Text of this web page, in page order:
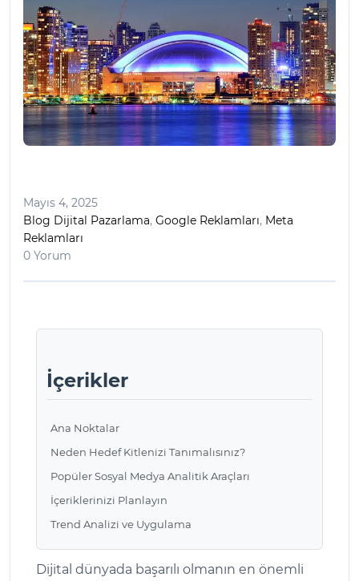
Mayıs 4, 2025
Blog Dijital Pazarlama, Google Reklamları, Meta
Reklamları
0 Yorum
İçerikler
Ana Noktalar
Neden Hedef Kitlenizi Tanımalısınız?
Popüler Sosyal Medya Analitik Araçları
İçeriklerinizi Planlayın
Trend Analizi ve Uygulama
Dijital dünyada başarılı olmanın en önemli